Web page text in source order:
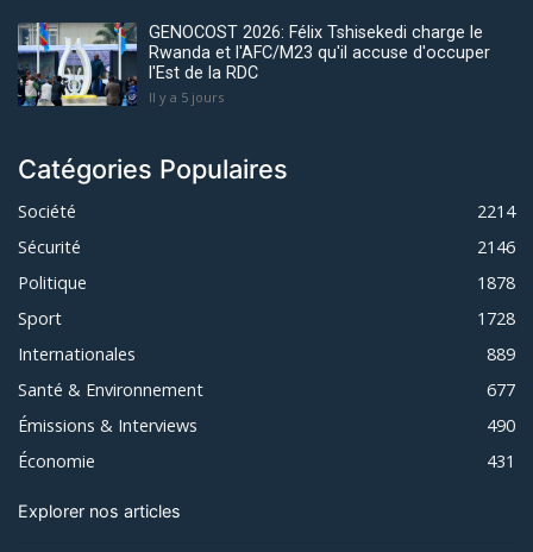
GENOCOST 2026: Félix Tshisekedi charge le
Rwanda et l'AFC/M23 qu'il accuse d'occuper
l'Est de la RDC
Il y a 5 jours
Catégories Populaires
Société
2214
Sécurité
2146
Politique
1878
Sport
1728
Internationales
889
Santé & Environnement
677
Émissions & Interviews
490
Économie
431
Explorer nos articles